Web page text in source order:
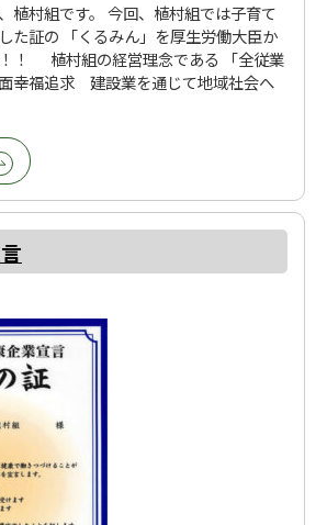
植村組です。 今回、植村組では子育て
た証の 「くるみん」を厚生労働大臣か
！ 植村組の経営理念である 「全従業
幸福追求 建設業を通じて地域社会へ